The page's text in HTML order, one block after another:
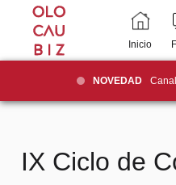
Inicio
NOVEDAD
IX Ciclo de